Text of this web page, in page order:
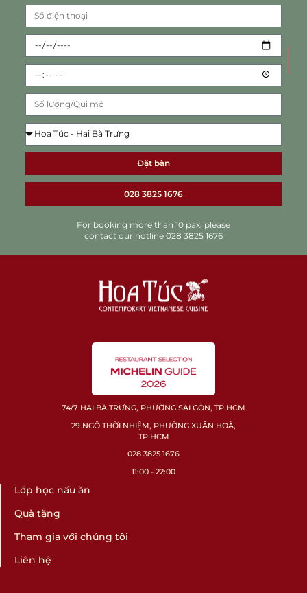
Đặt bàn
028 3825 1676
For booking more than 10 pax, please
contact our hotline 028 3825 1676
74/7 HAI BÀ TRƯNG, PHƯỜNG SÀI GÒN, TP.HCM
29 NGÔ THỜI NHIỆM, PHƯỜNG XUÂN HOÀ,
TP.HCM
028 3825 1676
11:00 - 22:00
Lớp học nấu ăn
Quà tặng
Tham gia với chúng tôi
Liên hệ